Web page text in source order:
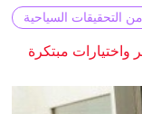
من التحقيقات السياحية
مبتكرة